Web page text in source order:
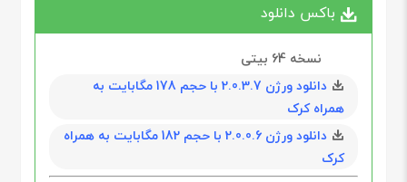
باکس دانلود
نسخه 64‌ بیتی
دانلود ورژن 2.0.3.7 با حجم 178 مگابايت به
همراه کرک
دانلود ورژن 2.0.0.6 با حجم 182 مگابايت به همراه
کرک